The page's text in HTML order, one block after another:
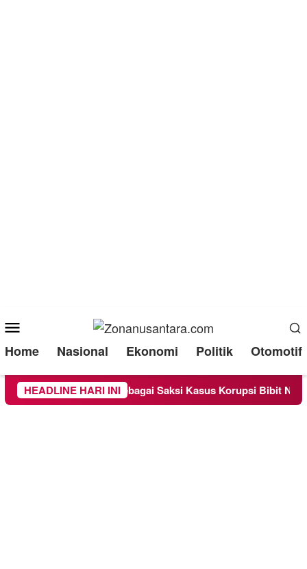
Menu
Home Nasional Ekonomi Politik Otomotif
HEADLINE HARI INI
Diperiksa Sebagai Saksi Kasus Korupsi Bibit Nanas